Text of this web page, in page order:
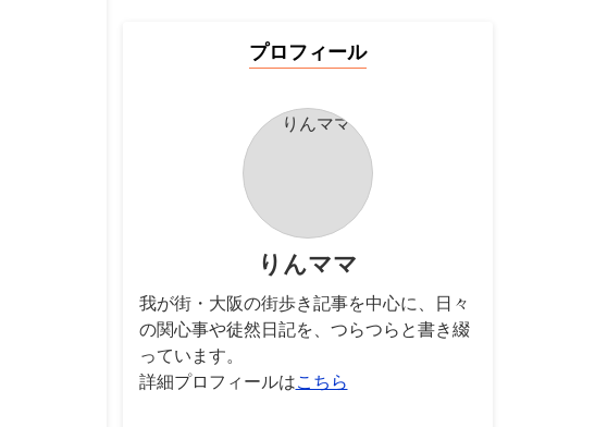
プロフィール
りんママ
我が街・大阪の街歩き記事を中心に、日々
の関心事や徒然日記を、つらつらと書き綴
っています。
詳細プロフィールはこちら